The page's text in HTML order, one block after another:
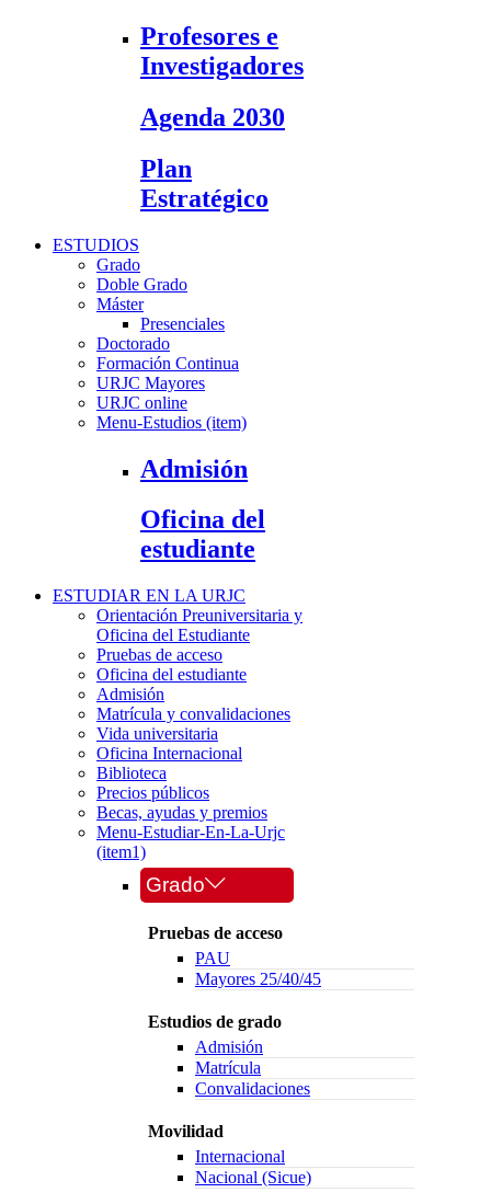
Profesores e
Investigadores
Agenda 2030
Plan
Estratégico
ESTUDIOS
Grado
Doble Grado
Máster
Presenciales
Doctorado
Formación Continua
URJC Mayores
URJC online
Menu-Estudios (item)
Admisión
Oficina del
estudiante
ESTUDIAR EN LA URJC
Orientación Preuniversitaria y
Oficina del Estudiante
Pruebas de acceso
Oficina del estudiante
Admisión
Matrícula y convalidaciones
Vida universitaria
Oficina Internacional
Biblioteca
Precios públicos
Becas, ayudas y premios
Menu-Estudiar-En-La-Urjc
(item1)
Grado
Pruebas de acceso
PAU
Mayores 25/40/45
Estudios de grado
Admisión
Matrícula
Convalidaciones
Movilidad
Internacional
Nacional (Sicue)